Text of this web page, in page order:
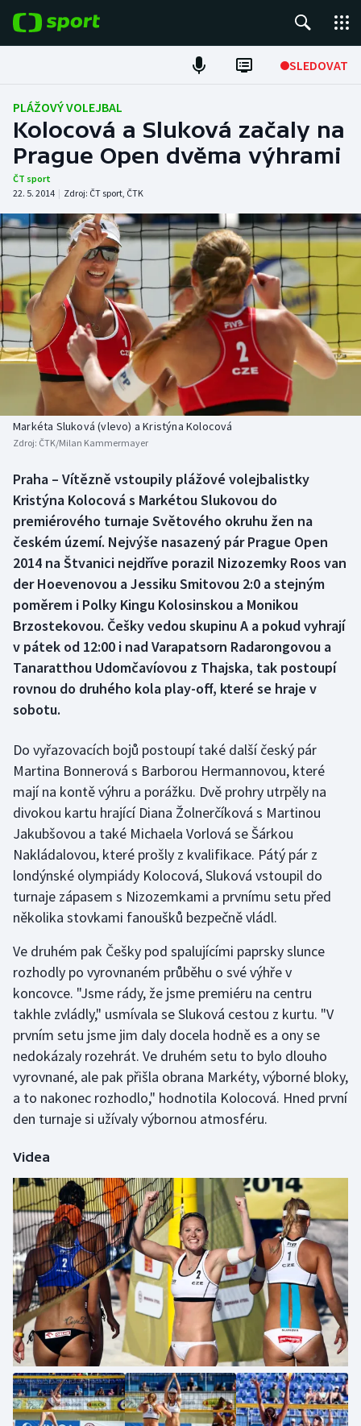
SLEDOVAT
Fotbal
Hokej
Tenis
Atletika
Cyklistika
DALŠÍ SPORTY
Americký fotbal
Baseball a softbal
Basketbal
Biatlon
Boby a skeleton
Box
Curling
Dostihy
Florbal
Gymnastika
Házená
Jezdectví
Judo
Krasobruslení
Lezení
Lyže a snowboard
Moderní pětiboj
Motorsport
Olympijské hry
Plavání
Plážový volejbal
Ragby
Rychlobruslení
Rychlostní kanoistika
Short track
Sportovní střelba
NEPŘEHLÉDNĚTE
Soutěže
Historické návraty
Aplikace ČT sport
AZ kvíz
PLÁŽOVÝ VOLEJBAL
Kolocová a Sluková začaly na
Prague Open dvěma výhrami
ČT sport
22. 5. 2014 | Zdroj: ČT sport, ČTK
Markéta Sluková (vlevo) a Kristýna Kolocová
Zdroj: ČTK/Milan Kammermayer
Praha – Vítězně vstoupily plážové volejbalistky
Kristýna Kolocová s Markétou Slukovou do
premiérového turnaje Světového okruhu žen na
českém území. Nejvýše nasazený pár Prague Open
2014 na Štvanici nejdříve porazil Nizozemky Roos van
der Hoevenovou a Jessiku Smitovou 2:0 a stejným
poměrem i Polky Kingu Kolosinskou a Monikou
Brzostekovou. Češky vedou skupinu A a pokud vyhrají
v pátek od 12:00 i nad Varapatsorn Radarongovou a
Tanaratthou Udomčavíovou z Thajska, tak postoupí
rovnou do druhého kola play-off, které se hraje v
sobotu.
Do vyřazovacích bojů postoupí také další český pár
Martina Bonnerová s Barborou Hermannovou, které
mají na kontě výhru a porážku. Dvě prohry utrpěly na
divokou kartu hrající Diana Žolnerčíková s Martinou
Jakubšovou a také Michaela Vorlová se Šárkou
Nakládalovou, které prošly z kvalifikace. Pátý pár z
londýnské olympiády Kolocová, Sluková vstoupil do
turnaje zápasem s Nizozemkami a prvnímu setu před
několika stovkami fanoušků bezpečně vládl.
Ve druhém pak Češky pod spalujícími paprsky slunce
rozhodly po vyrovnaném průběhu o své výhře v
koncovce. "Jsme rády, že jsme premiéru na centru
takhle zvládly," usmívala se Sluková cestou z kurtu. "V
prvním setu jsme jim daly docela hodně es a ony se
nedokázaly rozehrát. Ve druhém setu to bylo dlouho
vyrovnané, ale pak přišla obrana Markéty, výborné bloky,
a to nakonec rozhodlo," hodnotila Kolocová. Hned první
den turnaje si užívaly výbornou atmosféru.
Videa